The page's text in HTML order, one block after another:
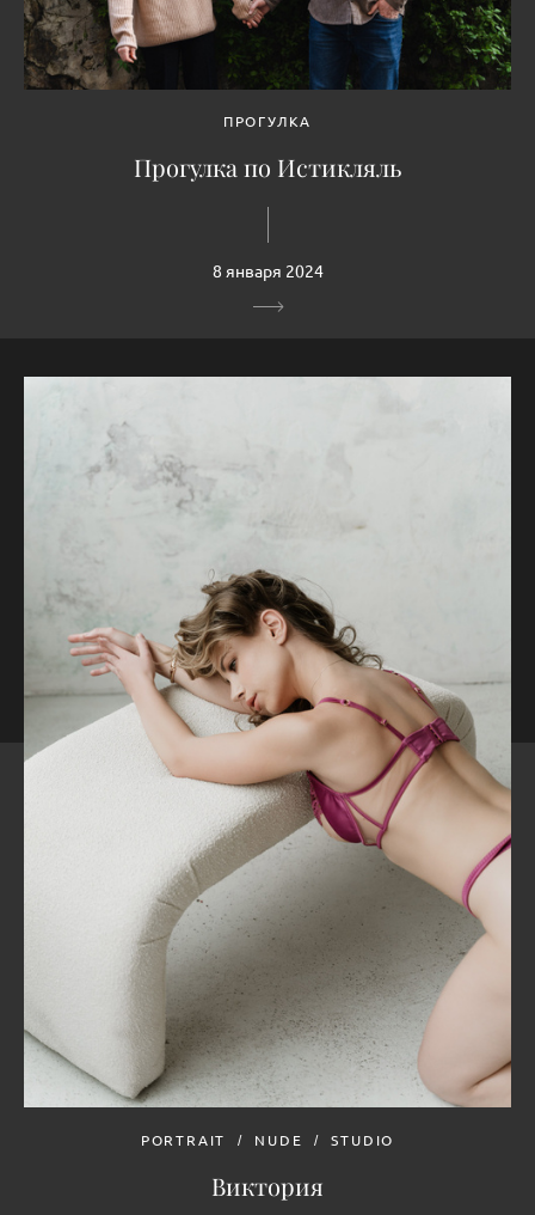
ПРОГУЛКА
Прогулка по Истикляль
8 января 2024
PORTRAIT NUDE STUDIO
Виктория